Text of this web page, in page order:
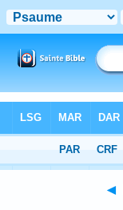
Chapitre 102 > Verset 18
◄